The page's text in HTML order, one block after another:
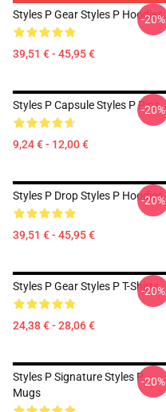
Styles P Gear Styles P Hoodies
39,51 € - 45,95 €
-20%
Styles P Capsule Styles P Pins
9,24 € - 12,00 €
-20%
Styles P Drop Styles P Hoodies
39,51 € - 45,95 €
-20%
Styles P Gear Styles P T-Shirts
24,38 € - 28,06 €
-20%
Styles P Signature Styles P
Mugs
-20%